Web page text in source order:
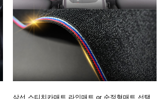
삼선 스티치카매트 라인매트 or 순정형매트 선택